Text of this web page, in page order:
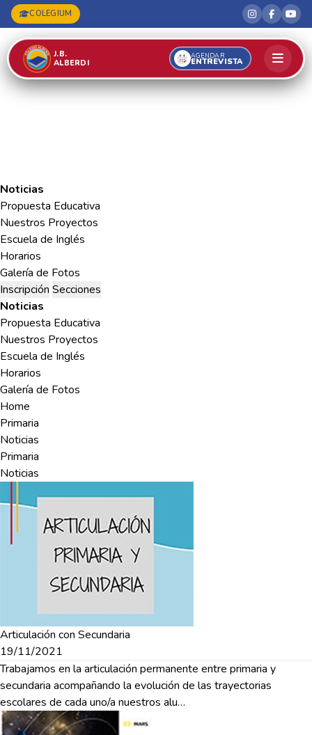
COLEGIUM
J.B.
ALBERDI
AGENDAR
ENTREVISTA
Noticias
Propuesta Educativa
Nuestros Proyectos
Escuela de Inglés
Horarios
Galería de Fotos
Inscripción Secciones
Noticias
Propuesta Educativa
Nuestros Proyectos
Escuela de Inglés
Horarios
Galería de Fotos
Home
Primaria
Noticias
Primaria
Noticias
Articulación con Secundaria
19/11/2021
Trabajamos en la articulación permanente entre primaria y
secundaria acompañando la evolución de las trayectorias
escolares de cada uno/a nuestros alu…